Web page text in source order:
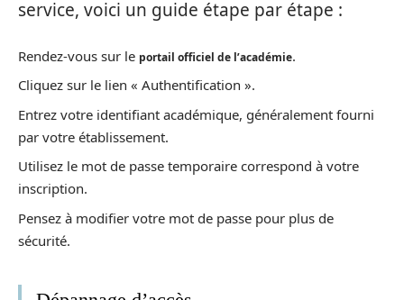
service, voici un guide étape par étape :
Rendez-vous sur le portail officiel de l’académie.
Cliquez sur le lien « Authentification ».
Entrez votre identifiant académique, généralement fourni
par votre établissement.
Utilisez le mot de passe temporaire correspond à votre
inscription.
Pensez à modifier votre mot de passe pour plus de
sécurité.